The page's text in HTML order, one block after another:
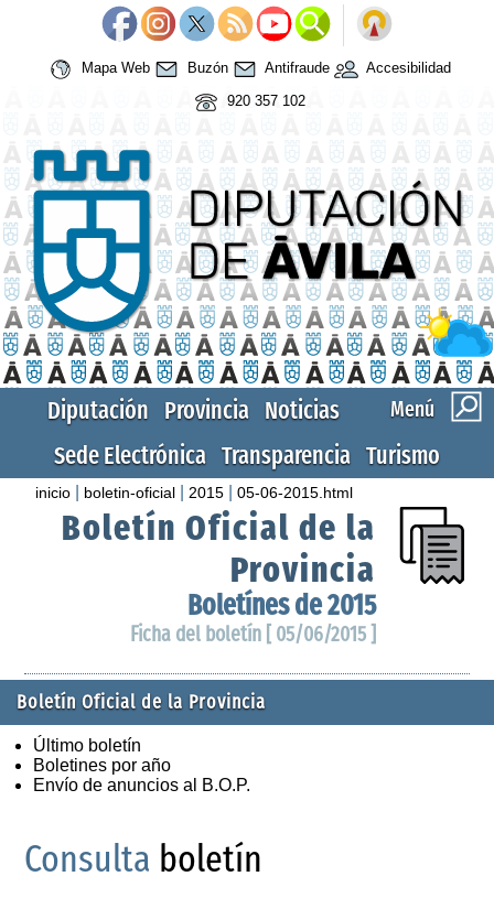
Mapa Web Buzón Antifraude
Accesibilidad
920 357 102
Menú
Diputación Provincia Noticias
Sede Electrónica Transparencia Turismo
inicio boletin-oficial 2015 |05-06-2015.html
Boletín Oficial de la
Provincia
Boletínes de 2015
Ficha del boletín [ 05/06/2015 ]
Boletín Oficial de la Provincia
Último boletín
Boletines por año
Envío de anuncios al B.O.P.
Consulta boletín